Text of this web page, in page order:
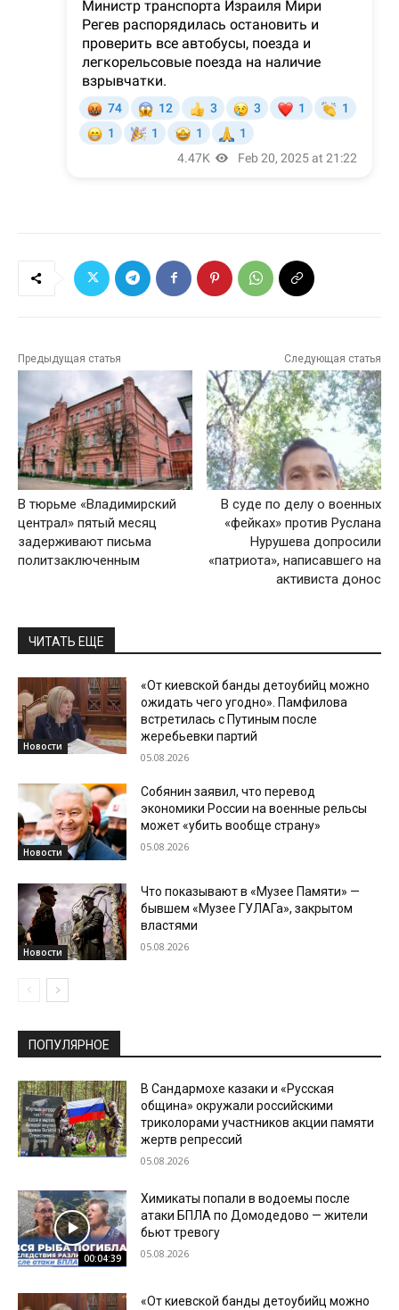
Предыдущая статья
В тюрьме «Владимирский
централ» пятый месяц
задерживают письма
политзаключенным
Следующая статья
В суде по делу о военных
«фейках» против Руслана
Нурушева допросили
«патриота», написавшего на
активиста донос
ЧИТАТЬ ЕЩЕ
Новости
«От киевской банды детоубийц можно
ожидать чего угодно». Памфилова
встретилась с Путиным после
жеребьевки партий
05.08.2026
Новости
Собянин заявил, что перевод
экономики России на военные рельсы
может «убить вообще страну»
05.08.2026
Новости
Что показывают в «Музее Памяти» —
бывшем «Музее ГУЛАГа», закрытом
властями
05.08.2026
ПОПУЛЯРНОЕ
В Сандармохе казаки и «Русская
община» окружали российскими
триколорами участников акции памяти
жертв репрессий
05.08.2026
00:04:39
Химикаты попали в водоемы после
атаки БПЛА по Домодедово — жители
бьют тревогу
05.08.2026
«От киевской банды детоубийц можно